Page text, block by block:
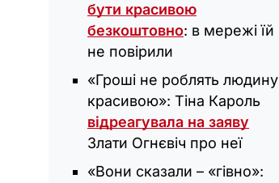
бути красивою
безкоштовно: в мережі їй
не повірили
«Гроші не роблять людину
красивою»: Тіна Кароль
відреагувала на заяву
Злати Огнєвіч про неї
«Вони сказали – «гівно»: